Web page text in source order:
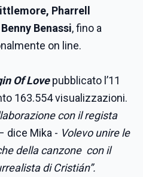
Pharrell
Benassi, fino a
on line.
Of Lovepubblicato l’11
163.554 visualizzazioni.
con il regista
dice Mika - Volevo unire le
della canzone con il
di Cristián”.